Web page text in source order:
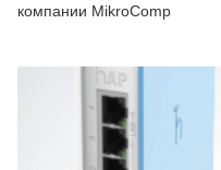
компании MikroComp